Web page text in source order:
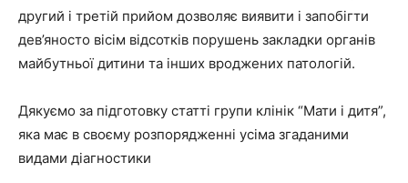
другий і третій прийом дозволяє виявити і запобігти
дев’яносто вісім відсотків порушень закладки органів
майбутньої дитини та інших вроджених патологій.
Дякуємо за підготовку статті групи клінік “Мати і дитя”,
яка має в своєму розпорядженні усіма згаданими
видами діагностики